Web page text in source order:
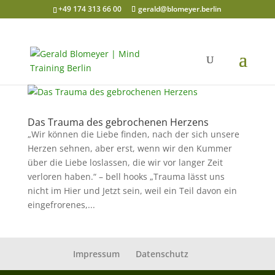
+49 174 313 66 00 gerald@blomeyer.berlin
Das Trauma des gebrochenen Herzens
„Wir können die Liebe finden, nach der sich unsere
Herzen sehnen, aber erst, wenn wir den Kummer
über die Liebe loslassen, die wir vor langer Zeit
verloren haben.“ – bell hooks „Trauma lässt uns
nicht im Hier und Jetzt sein, weil ein Teil davon ein
eingefrorenes,...
Impressum Datenschutz